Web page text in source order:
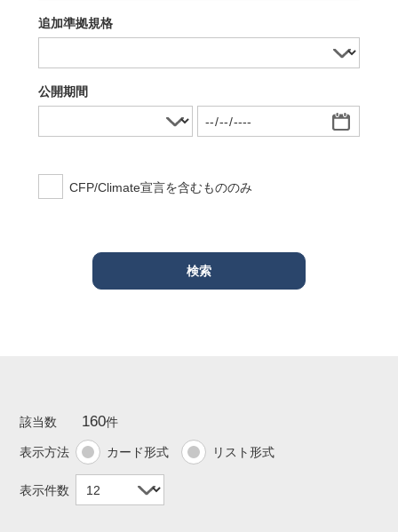
追加準拠規格
公開期間
CFP/Climate宣言を含むもののみ
該当数 160件
表示方法 カード形式 リスト形式
表示件数